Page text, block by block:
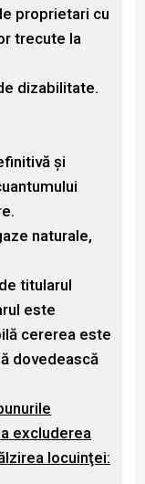
proprietari cu
trecute la
dizabilitate.
şi
naturale,
titularul
este
cererea este
dovedească
excluderea
locuinţei: